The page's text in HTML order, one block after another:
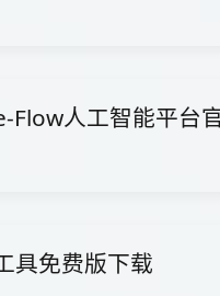
Flow人工智能平台
具免费版下载